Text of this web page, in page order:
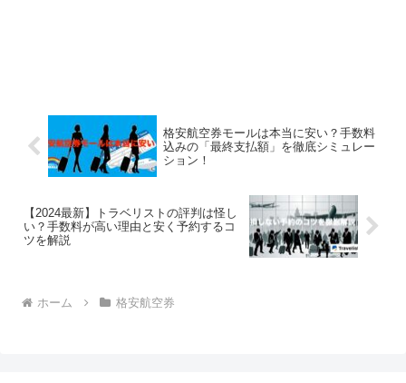
格安航空券モールは本当に安い？手数料
込みの「最終支払額」を徹底シミュレー
ション！
【2024最新】トラベリストの評判は怪し
い？手数料が高い理由と安く予約するコ
ツを解説
ホーム 格安航空券